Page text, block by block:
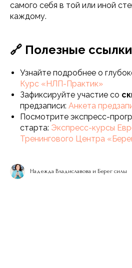
самого себя в той или иной
каждому.
🔗 Полезные
Узнайте подробнее о
Курс «НЛП-Практик»
Зафиксируйте участие со
предзаписи: Анкета
Посмотрите экспресс-
старта: Экспресс-курсы
Тренингового Центра
Надежда Владиславова и Берег силы